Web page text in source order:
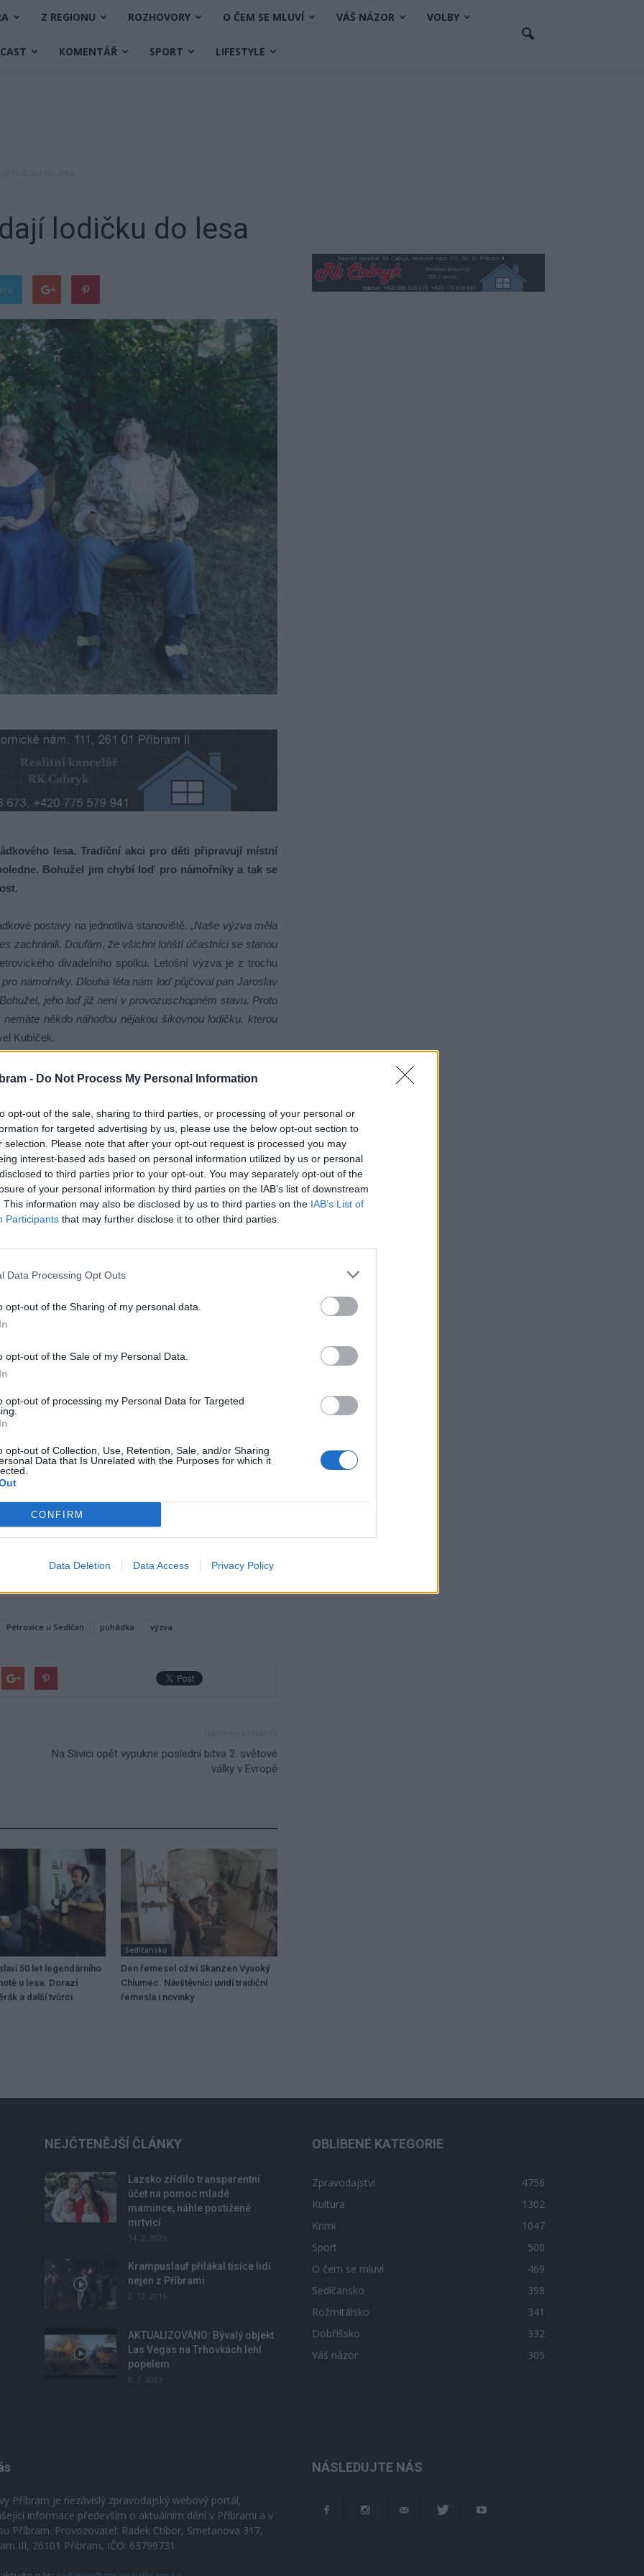
- Do Not Process My Personal Information
opt-out of the sale, sharing to third parties, or processing of your personal or
for targeted advertising by us, please use the below opt-out section to
selection. Please note that after your opt-out request is processed you may
interest-based ads based on personal information utilized by us or personal
to third parties prior to your opt-out. You may separately opt-out of the
of your personal information by third parties on the IAB’s list of downstream
This information may also be disclosed by us to third parties on the IAB’s List of
Participants that may further disclose it to other third parties.
Data Processing Opt Outs
opt-out of the Sharing of my personal data.
opt-out of the Sale of my Personal Data.
opt-out of processing my Personal Data for Targeted
opt-out of Collection, Use, Retention, Sale, and/or Sharing
Data that Is Unrelated with the Purposes for which it
CONFIRM
Data Deletion Data Access Privacy Policy
Z REGIONU ROZHOVORY O ČEM SE MLUVÍ VÁŠ NÁZOR VOLBY
KOMENTÁŘ SPORT LIFESTYLE
lodičku do lesa
lesa. Tradiční akci pro děti připravují místní
Bohužel jim chybí loď pro námořníky a tak se
postavy na jednotlivá stanoviště.„Naše výzva měla
zachránili. Doufám, že všichni loňští účastníci se stanou
divadelního spolku. Letošní výzva je z trochu
námořníky. Dlouhá léta nám loď půjčoval pan Jaroslav
jeho loď již není v provozuschopném stavu. Proto
někdo náhodou nějakou šikovnou lodičku, kterou
Kubíček.
pro alespoň osm lidí. Samozřejmě, že se může jednat
je dostatečná stabilita. S nabídkou lze petrovické
Petrovice u Sedlčan pohádka výzva
Na Slivici opět vypukne poslední bitva 2. světové
války v Evropě
50 let legendárního
u lesa. Dorazí
a další tvůrci
Sedlčansko
Den řemesel oživí Skanzen Vysoký
Chlumec. Návštěvníci uvidí tradiční
řemesla i novinky
NEJČTENĚJŠÍ ČLÁNKY
Lazsko zřídilo transparentní
účet na pomoc mladé
mamince, náhle postižené
mrtvicí
14. 2. 2023
Krampuslauf přilákal tisíce lidí
nejen z Příbrami
2. 12. 2016
AKTUALIZOVÁNO: Bývalý objekt
Las Vegas na Trhovkách lehl
popelem
8. 7. 2023
OBLÍBENÉ KATEGORIE
Zpravodajství
4756
Kultura
1302
Krimi
1047
Sport
500
O čem se mluví
469
Sedlčansko
398
Rožmitálsko
341
Dobříšsko
332
Váš názor
305
Příbram je nezávislý zpravodajský webový portál,
informace především o aktuálním dění v Příbrami a v
Příbram. Provozovatel: Radek Ctibor, Smetanova 317,
III, 26101 Příbram, IČO: 63799731
NÁSLEDUJTE NÁS